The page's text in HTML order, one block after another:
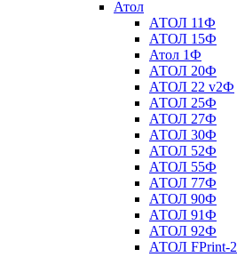
Атол
АТОЛ 11Ф
АТОЛ 15Ф
Атол 1Ф
АТОЛ 20Ф
АТОЛ 22 v2Ф
АТОЛ 25Ф
АТОЛ 27Ф
АТОЛ 30Ф
АТОЛ 52Ф
АТОЛ 55Ф
АТОЛ 77Ф
АТОЛ 90Ф
АТОЛ 91Ф
АТОЛ 92Ф
АТОЛ FPrint-